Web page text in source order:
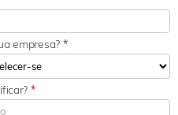
empresa? *
*